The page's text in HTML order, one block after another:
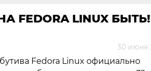
FEDORA LINUX БЫТЬ!
30 июня
Fedora Linux официально